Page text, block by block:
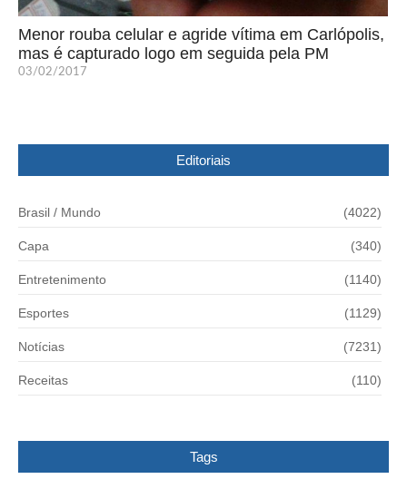
Menor rouba celular e agride vítima em Carlópolis,
mas é capturado logo em seguida pela PM
03/02/2017
Editoriais
Brasil / Mundo (4022)
Capa (340)
Entretenimento (1140)
Esportes (1129)
Notícias (7231)
Receitas (110)
Tags